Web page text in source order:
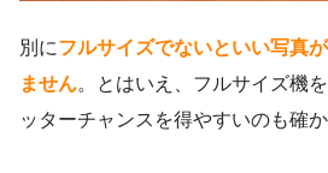
別にフルサイズでないといい写真
ません。とはいえ、フルサイズ機
ッターチャンスを得やすいのも確か